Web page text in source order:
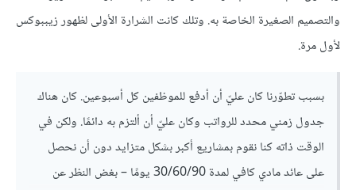
والتصميم الصغيرة الخاصة به. وتلك كانت الشرارة الأولى لظهور زيببوكس
لأول مرة.
بسبب تطوّرنا كان عليّ أن أدفع للموظفين كل أسبوعين.كان هناك
جدول زمني محدد للرواتب وكان عليّ أن ألتزم به دائمًا. ولكن في
الوقت ذاته كنا نقوم بمشاريع أكبر بشكل متزايد دون أن نحصل
على عائد مادي كافي لمدة30/60/90يومًا – بغض النظر عن